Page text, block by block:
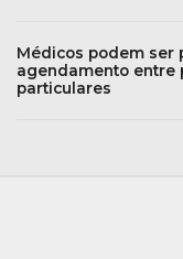
Médicos podem
agendamento entre
particulares